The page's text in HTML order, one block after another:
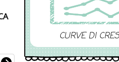
CURVE DI